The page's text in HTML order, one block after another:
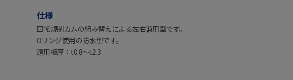
仕様
回転規制カムの組み替えによる左右兼用型です。
Oリング使用の防水型です。
適用板厚：t0.8～t2.3